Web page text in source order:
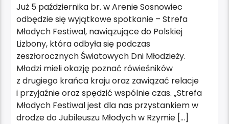
Już 5 października br. w Arenie Sosnowiec
odbędzie się wyjątkowe spotkanie – Strefa
Młodych Festiwal, nawiązujące do Polskiej
Lizbony, która odbyła się podczas
zeszłorocznych Światowych Dni Młodzieży.
Młodzi mieli okazję poznać rówieśników
z drugiego krańca kraju oraz zawiązać relacje
i przyjaźnie oraz spędzić wspólnie czas. „Strefa
Młodych Festiwal jest dla nas przystankiem w
drodze do Jubileuszu Młodych w Rzymie […]